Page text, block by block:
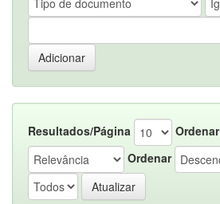
Resultados/Página
Ordenar